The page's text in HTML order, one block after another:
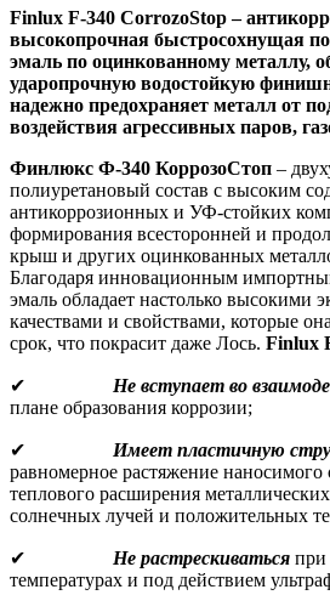
Finlux F-340 CorrozoStop –
высокопрочная быстросохнущая
эмаль по оцинкованному металлу,
ударопрочную водостойкую
надежно предохраняет металл от
воздействия агрессивных паров,
Финлюкс Ф-340 КоррозоСтоп –
полиуретановый состав с высоким
антикоррозионных и УФ-стойких
формирования всесторонней и
крыш и других оцинкованных
Благодаря инновационным
эмаль обладает настолько высокими
качествами и свойствами, которые
срок, что покрасит даже Лось. Finlux
✔ Не вступает во
плане образования коррозии;
✔ Имеет пластичную
равномерное растяжение наносимого
теплового расширения
солнечных лучей и положительных
✔ Не растрескиваться при
температурах и под действием